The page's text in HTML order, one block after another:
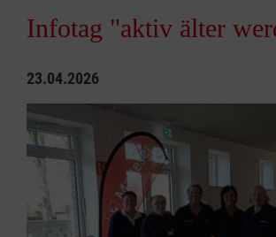
Infotag "aktiv älter
23.04.2026